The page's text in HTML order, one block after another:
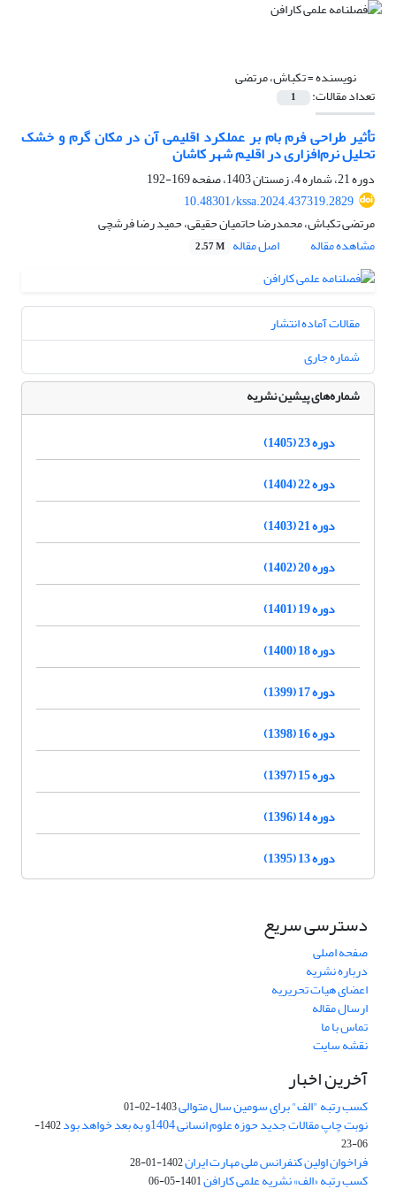
نویسنده =تکباش، مرتضی
تعداد مقالات: 1
تأثیر طراحی فرم بام بر عملکرد اقلیمی آن در مکان گرم و خشک
تحلیل نرم‌افزاری در اقلیم شهر کاشان
دوره 21، شماره 4، زمستان 1403، صفحه
169-192
10.48301/kssa.2024.437319.2829
مرتضی تکباش، محمدرضا حاتمیان حقیقی، حمید رضا فرشچی
مشاهده مقاله
اصل مقاله 2.57 M
مقالات آماده انتشار
شماره جاری
شماره‌های پیشین نشریه
دوره 23 (1405)
دوره 22 (1404)
دوره 21 (1403)
دوره 20 (1402)
دوره 19 (1401)
دوره 18 (1400)
دوره 17 (1399)
دوره 16 (1398)
دوره 15 (1397)
دوره 14 (1396)
دوره 13 (1395)
دسترسی سریع
صفحه اصلی
درباره نشریه
اعضای هیات تحریریه
ارسال مقاله
تماس با ما
نقشه سایت
آخرین اخبار
کسب رتبه "الف" برای سومین سال متوالی1403-02-01
نوبت چاپ مقالات جدید حوزه علوم انسانی 1404و به بعد خواهد بود
1402-
06-23
فراخوان اولین کنفرانس ملی مهارت ایران1402-01-28
کسب رتبه «الف» نشریه علمی کارافن1401-05-06